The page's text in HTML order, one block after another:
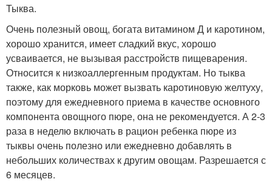
Тыква.
Очень полезный овощ, богата витамином Д и каротином,
хорошо хранится, имеет сладкий вкус, хорошо
усваивается, не вызывая расстройств пищеварения.
Относится к низкоаллергенным продуктам. Но тыква
также, как морковь может вызвать каротиновую желтуху,
поэтому для ежедневного приема в качестве основного
компонента овощного пюре, она не рекомендуется. А 2-3
раза в неделю включать в рацион ребенка пюре из
тыквы очень полезно или ежедневно добавлять в
небольших количествах к другим овощам. Разрешается с
6 месяцев.